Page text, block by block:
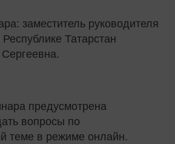
заместитель руководителя
Татарстан
предусмотрена
вопросы по
теме в режиме онлайн.